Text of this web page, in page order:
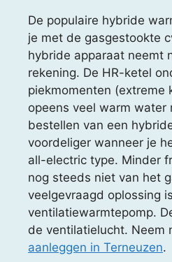
De populaire hybride
je met de gasgestookte
hybride apparaat neemt
rekening. De HR-ketel
piekmomenten (extreme
opeens veel warm water
bestellen van een
voordeliger wanneer je
all-electric type. Minder
nog steeds niet van het
veelgevraagd oplossing
ventilatiewarmtepomp.
de ventilatielucht. Neem
aanleggen in Terneuzen.